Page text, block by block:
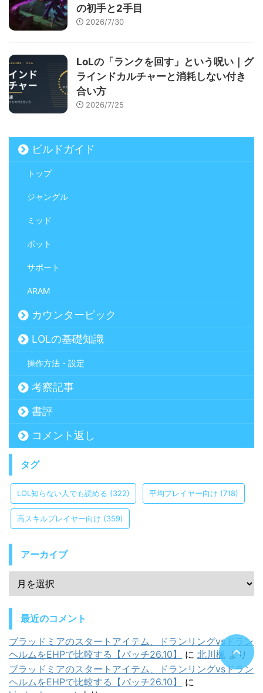
の初手と2手目
2026/7/30
LoLの「ランクを回す」という呪い｜グ
ラインドカルチャーと消耗しない付き
合い方
2026/7/25
ビルドガイド
トップ
ジャングル
ミッド
ボット
サポート
ARAM
カウンターピック
LOLの基礎知識
操作方法・設定
考察記事
書評
コメント返し
タグ
LOL知らない人でも読める (322) 平均プレイヤー向け (718)
高スキルプレイヤー向け (359)
アーカイブ
最近のコメント
ブラッドミアのスタートアイテム、ドランリングvsドラン
ヘルムをEHPで比較する【パッチ26.10】
に 北川楓 より
ブラッドミアのスタートアイテム、ドランリングvsドラン
ヘルムをEHPで比較する【パッチ26.10】
に